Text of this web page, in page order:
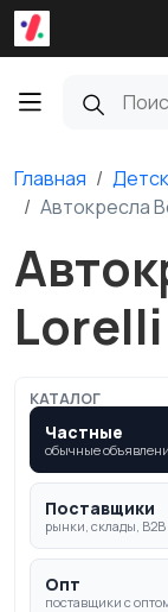
Главная
Автокресла
КАТАЛОГ
Частные
обычные
Поставщики
рынки, склады, B2B
Опт
поставщики с